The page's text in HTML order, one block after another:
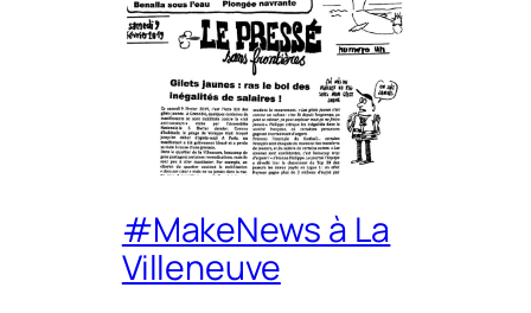
#MakeNews à La
Villeneuve